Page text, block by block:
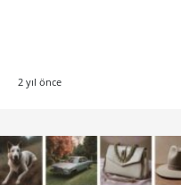
2 yıl önce